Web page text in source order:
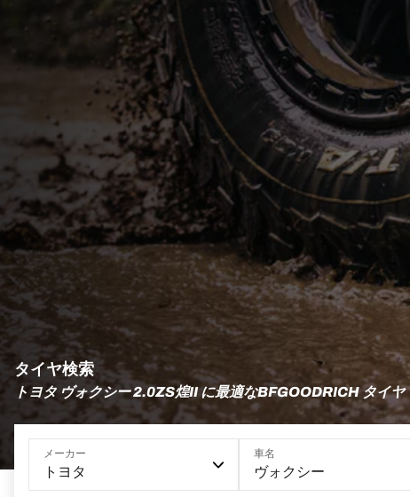
タイヤ検索
トヨタ ヴォクシー 2.0ZS煌II に最適なBFGOODRICH タイヤ
メーカー
トヨタ
車名
ヴォクシー